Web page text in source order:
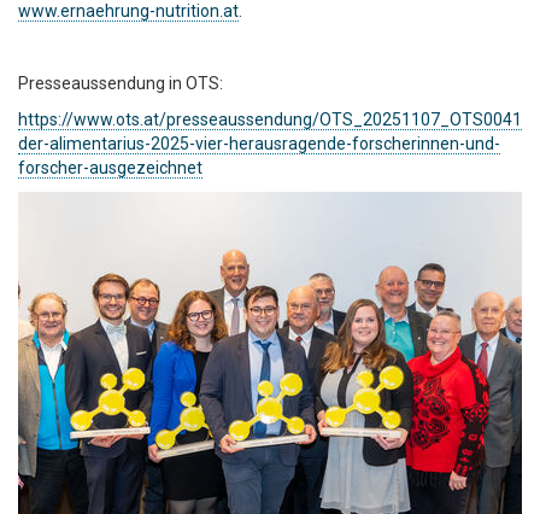
www.ernaehrung-nutrition.at
Presseaussendung in OTS:
https://www.ots.at/presseaussendung/OTS_20251107_OTS0041/
der-alimentarius-2025-vier-herausragende-forscherinnen-und-
forscher-ausgezeichnet